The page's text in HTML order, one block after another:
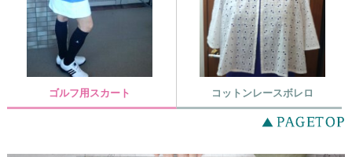
ゴルフ用スカート コットンレースボレロ